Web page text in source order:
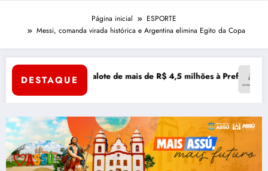
Página inicial
ESPORTE
Messi, comanda virada histórica e Argentina elimina Egito da Copa
DESTAQUE
do RN dá calote de mais de R$ 4,5 milhões à Prefeitura deJogo